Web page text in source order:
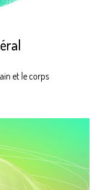
et le corps